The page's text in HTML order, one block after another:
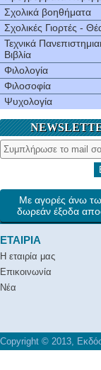
Σχολικά βοηθήματα
Σχολικές Γιορτές -
Τεχνικά
Βιβλία
Φιλολογία
Φιλοσοφία
Ψυχολογία
Με αγορές άνω
δωρεάν έξοδα
ΕΤΑΙΡΙΑ
Η εταιρία μας
Επικοινωνία
Νέα
Copyright © 2013,